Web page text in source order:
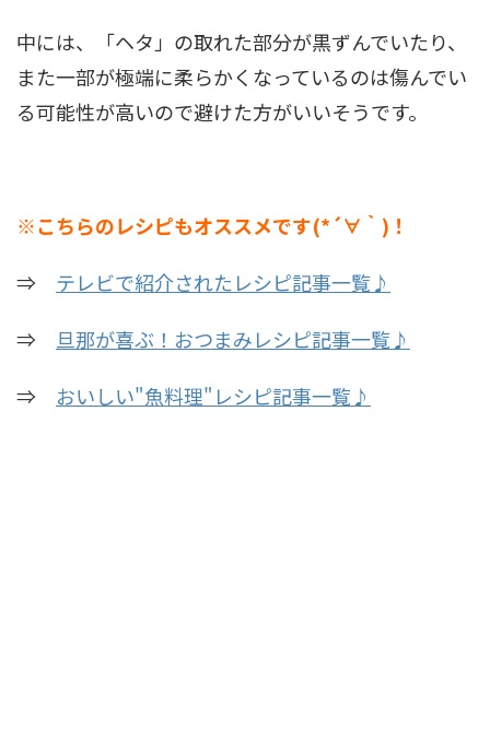
中には、「ヘタ」の取れた部分が黒ずんでいたり、
また一部が極端に柔らかくなっているのは傷んでい
る可能性が高いので避けた方がいいそうです。
※こちらのレシピもオススメです(*´∀｀)！
⇒ テレビで紹介されたレシピ記事一覧♪
⇒
旦那が喜ぶ！おつまみレシピ記事一覧♪
⇒ おいしい"魚料理"レシピ記事一覧♪